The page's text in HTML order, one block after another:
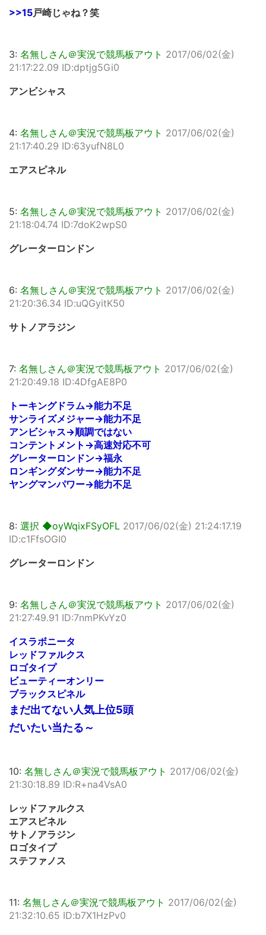
>>15戸崎じゃね？笑
3: 名無しさん＠実況で競馬板アウト 2017/06/02(金)
21:17:22.09 ID:dptjg5Gi0
アンビシャス
4: 名無しさん＠実況で競馬板アウト 2017/06/02(金)
21:17:40.29 ID:63yufN8L0
エアスピネル
5: 名無しさん＠実況で競馬板アウト 2017/06/02(金)
21:18:04.74 ID:7doK2wpS0
グレーターロンドン
6: 名無しさん＠実況で競馬板アウト 2017/06/02(金)
21:20:36.34 ID:uQGyitK50
サトノアラジン
7: 名無しさん＠実況で競馬板アウト 2017/06/02(金)
21:20:49.18 ID:4DfgAE8P0
トーキングドラム→能力不足
サンライズメジャー→能力不足
アンビシャス→順調ではない
コンテントメント→高速対応不可
グレーターロンドン→福永
ロンギングダンサー→能力不足
ヤングマンパワー→能力不足
8: 選択 ◆oyWqixFSyOFL 2017/06/02(金) 21:24:17.19
ID:c1FfsOGI0
グレーターロンドン
9: 名無しさん＠実況で競馬板アウト 2017/06/02(金)
21:27:49.91 ID:7nmPKvYz0
イスラボニータ
レッドファルクス
ロゴタイプ
ビューティーオンリー
ブラックスピネル
まだ出てない人気上位5頭
だいたい当たる～
10: 名無しさん＠実況で競馬板アウト 2017/06/02(金)
21:30:18.89 ID:R+na4VsA0
レッドファルクス
エアスビネル
サトノアラジン
ロゴタイプ
ステファノス
11: 名無しさん＠実況で競馬板アウト 2017/06/02(金)
21:32:10.65 ID:b7X1HzPv0